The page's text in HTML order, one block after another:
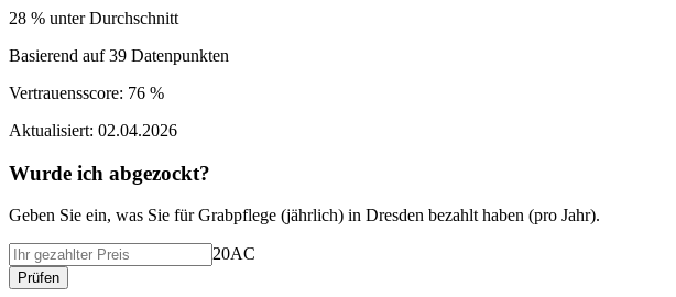
28 % unter Durchschnitt
Basierend auf39 Datenpunkten
Vertrauensscore: 76 %
Aktualisiert: 02.04.2026
Wurde ich abgezockt?
Geben Sie ein, was Sie fürGrabpflege (jährlich) in Dresden bezahlt haben (pro Jahr).
20AC
Prüfen